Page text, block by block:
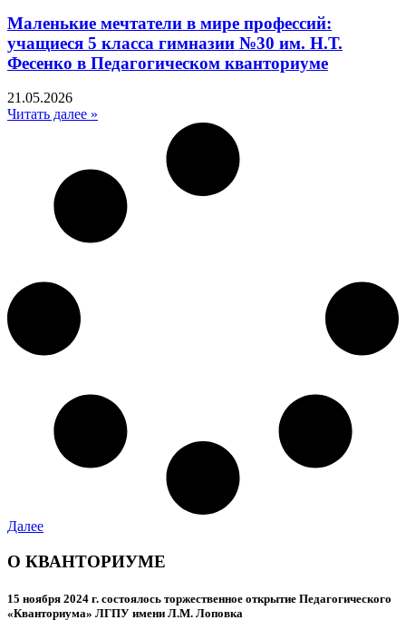
Маленькие мечтатели в мире профессий:
учащиеся 5 класса гимназии №30 им. Н.Т.
Фесенко в Педагогическом кванториуме
21.05.2026
Читать далее »
Далее
О КВАНТОРИУМЕ
15 ноября 2024 г. состоялось торжественное открытие Педагогического
«Кванториума» ЛГПУ имени Л.М. Лоповка